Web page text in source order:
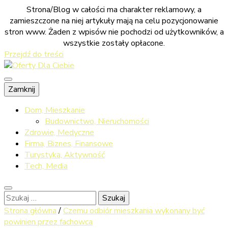
Strona/Blog w całości ma charakter reklamowy, a
zamieszczone na niej artykuły mają na celu pozycjonowanie
stron www. Żaden z wpisów nie pochodzi od użytkowników, a
wszystkie zostały opłacone.
Przejdź do treści
Oferty Dla
Ciebie
Sprawdź co dla ciebie przygotowaliśmy
Zamknij
Dom, Mieszkanie
Budownictwo, Nieruchomości
Zdrowie, Medyczne
Firma, Biznes, Finansowe
Turystyka, Aktywność
Tech, Media
Szukaj:
Strona główna /Czemu odbiór mieszkania wykonany być
powinien przez fachowca